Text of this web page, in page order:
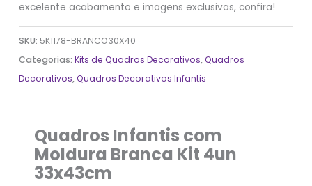
excelente acabamento e imagens exclusivas, confira!
SKU: 5K1178-BRANCO30X40
Categorias:Kits de Quadros Decorativos,Quadros
Decorativos,Quadros Decorativos Infantis
Quadros Infantis com
Moldura Branca Kit 4un
33x43cm